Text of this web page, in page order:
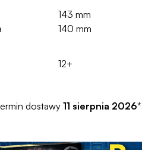
143 mm
140 mm
12+
dostawy 11 sierpnia 2026*